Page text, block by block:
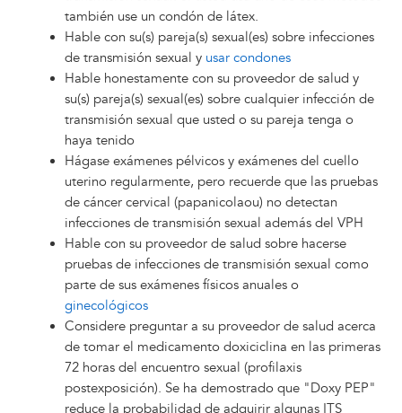
también use un condón de látex.
Hable con su(s) pareja(s) sexual(es) sobre infecciones
de transmisión sexual y usar condones
Hable honestamente con su proveedor de salud y
su(s) pareja(s) sexual(es) sobre cualquier infección de
transmisión sexual que usted o su pareja tenga o
haya tenido
Hágase exámenes pélvicos y exámenes del cuello
uterino regularmente, pero recuerde que las pruebas
de cáncer cervical (papanicolaou) no detectan
infecciones de transmisión sexual además del VPH
Hable con su proveedor de salud sobre hacerse
pruebas de infecciones de transmisión sexual como
parte de sus exámenes físicos anuales o
ginecológicos
Considere preguntar a su proveedor de salud acerca
de tomar el medicamento doxiciclina en las primeras
72 horas del encuentro sexual (profilaxis
postexposición). Se ha demostrado que "Doxy PEP"
reduce la probabilidad de adquirir algunas ITS